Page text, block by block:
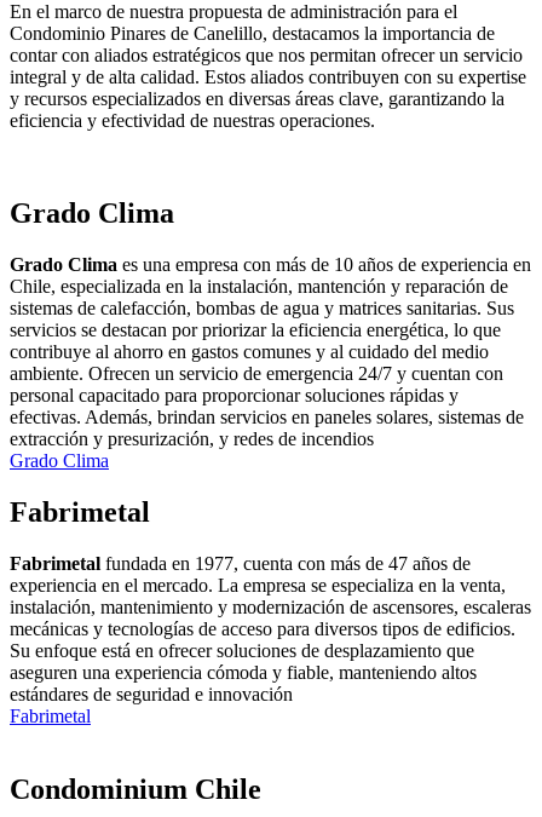
En el marco de nuestra propuesta de administración para el
Condominio Pinares de Canelillo, destacamos la importancia de
contar con aliados estratégicos que nos permitan ofrecer un servicio
integral y de alta calidad. Estos aliados contribuyen con su expertise
y recursos especializados en diversas áreas clave, garantizando la
eficiencia y efectividad de nuestras operaciones.
Grado Clima
Grado Clima es una empresa con más de 10 años de experiencia en
Chile, especializada en la instalación, mantención y reparación de
sistemas de calefacción, bombas de agua y matrices sanitarias. Sus
servicios se destacan por priorizar la eficiencia energética, lo que
contribuye al ahorro en gastos comunes y al cuidado del medio
ambiente. Ofrecen un servicio de emergencia 24/7 y cuentan con
personal capacitado para proporcionar soluciones rápidas y
efectivas. Además, brindan servicios en paneles solares, sistemas de
extracción y presurización, y redes de incendios
Grado Clima
Fabrimetal
Fabrimetal fundada en 1977, cuenta con más de 47 años de
experiencia en el mercado. La empresa se especializa en la venta,
instalación, mantenimiento y modernización de ascensores, escaleras
mecánicas y tecnologías de acceso para diversos tipos de edificios.
Su enfoque está en ofrecer soluciones de desplazamiento que
aseguren una experiencia cómoda y fiable, manteniendo altos
estándares de seguridad e innovación
Fabrimetal
Condominium Chile